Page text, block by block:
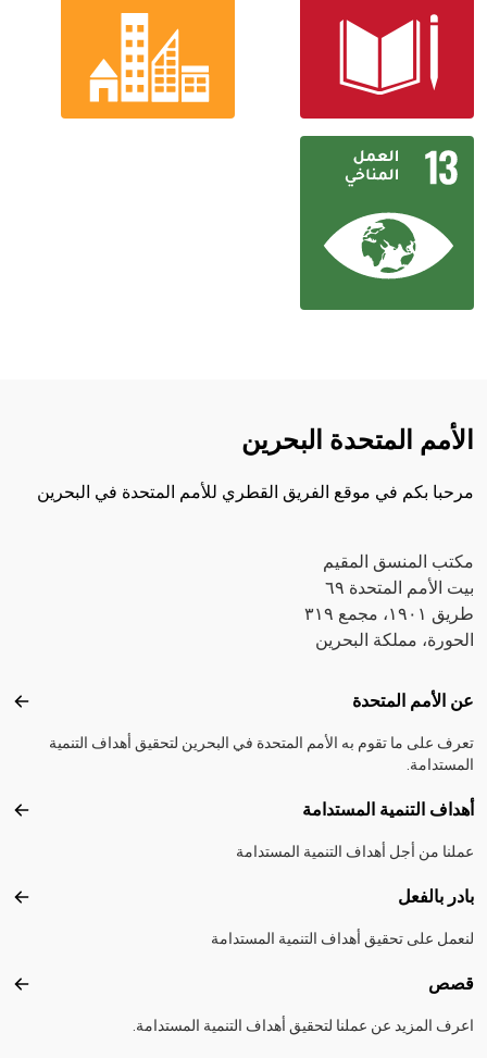
الأمم المتحدة البحرين
مرحبا بكم في موقع الفريق القطري للأمم المتحدة في البحرين
مكتب المنسق المقيم
بيت الأمم المتحدة ٦٩
طريق ١٩٠١، مجمع ٣١٩
الحورة، مملكة البحرين
Footer menu
عن الأمم المتحدة عن
تعرف على ما تقوم به الأمم المتحدة في البحرين لتحقيق أهداف التنمية
المستدامة.
أهداف التنمية المستدامة
عملنا من أجل أهداف التنمية المستدامة
بادر بالفعل
لنعمل على تحقيق أهداف التنمية المستدامة
قصص
اعرف المزيد عن عملنا لتحقيق أهداف التنمية المستدامة.